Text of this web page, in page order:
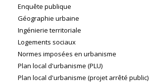
Enquête publique
Géographie urbaine
Ingénierie territoriale
Logements sociaux
Normes imposées en urbanisme
Plan local d'urbanisme (PLU)
Plan local d'urbanisme (projet arrêté public)